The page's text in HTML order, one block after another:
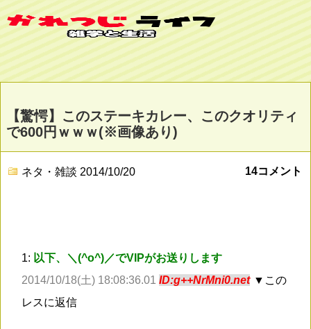
【驚愕】このステーキカレー、このクオリティ
で600円ｗｗｗ(※画像あり)
ネタ・雑談 2014/10/20 14コメント
1: 以下、＼(^o^)／でVIPがお送りします
2014/10/18(土) 18:08:36.01 ID:g++NrMni0.net ▼この
レスに返信